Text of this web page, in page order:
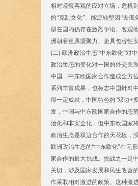
相对谨慎客观的应对立场，危机
的“克制文化”、能源转型因“去
型在国内仍存在激烈争论。客观
洲朝着更具凝聚力、更具包容性
(二) 欧洲政治生态“中东欧化”对
政治生态的变化对一国的外交关
中国—中东欧国家合作造成全方
系列丰富成果，也标志中国针对
得一定成就，中国特色的“双边+
发，中国与中东欧国家合作的态
治化和非安全化，但中东欧国家
政治生态是双边合作的天花板，
欧洲政治生态的“中东欧化”在无
家合作的最大挑战。挑战之一是
关切，涉及国家发展和民生改善
作采取相对激进的政策。这种激